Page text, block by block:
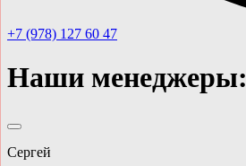
+7 (978) 127 60 47
Наши менеджеры:
Сергей